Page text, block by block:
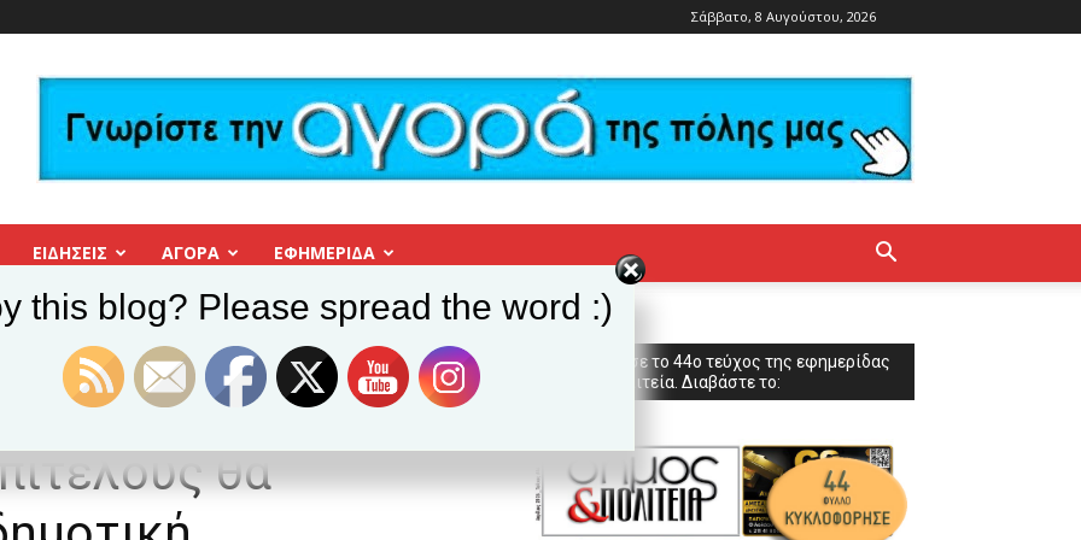
Σάββατο, 8 Αυγούστου, 2026
ΕΙΔΗΣΕΙΣ ΑΓΟΡΑ ΕΦΗΜΕΡΊΔΑ
και Τριγύρω: Πότε επιτέλους θα λειτουργήσει η δημοτική συγκοινωνία...
και
θα
Κυκλοφόρησε το 44ο τεύχος της εφημερίδας
Δήμος & Πολιτεία. Διαβάστε το:
this blog? Please spread the word :)